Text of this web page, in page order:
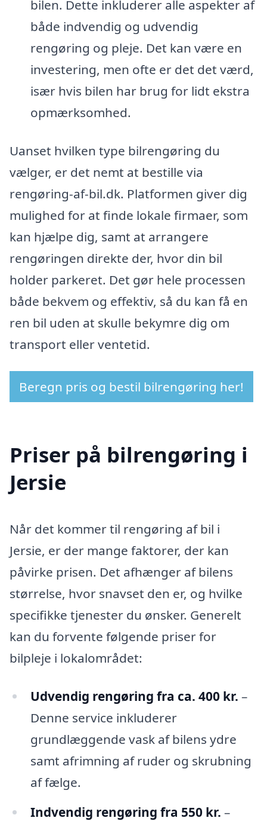
bilen. Dette inkluderer alle aspekter af
både indvendig og udvendig
rengøring og pleje. Det kan være en
investering, men ofte er det det værd,
især hvis bilen har brug for lidt ekstra
opmærksomhed.
Uanset hvilken type bilrengøring du
vælger, er det nemt at bestille via
rengøring-af-bil.dk. Platformen giver dig
mulighed for at finde lokale firmaer, som
kan hjælpe dig, samt at arrangere
rengøringen direkte der, hvor din bil
holder parkeret. Det gør hele processen
både bekvem og effektiv, så du kan få en
ren bil uden at skulle bekymre dig om
transport eller ventetid.
Beregn pris og bestil bilrengøring her!
Priser på bilrengøring i
Jersie
Når det kommer til rengøring af bil i
Jersie, er der mange faktorer, der kan
påvirke prisen. Det afhænger af bilens
størrelse, hvor snavset den er, og hvilke
specifikke tjenester du ønsker. Generelt
kan du forvente følgende priser for
bilpleje i lokalområdet:
Udvendig rengøring fra ca. 400 kr. –
Denne service inkluderer
grundlæggende vask af bilens ydre
samt afrimning af ruder og skrubning
af fælge.
Indvendig rengøring fra 550 kr. –